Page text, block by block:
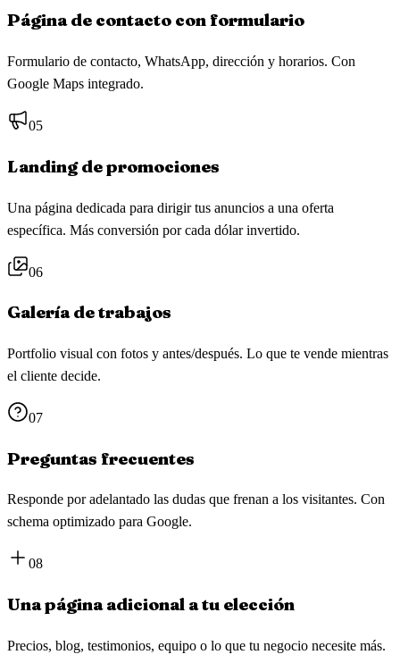
Página de contacto con formulario
Formulario de contacto, WhatsApp, dirección y horarios. Con
Google Maps integrado.
05
Landing de promociones
Una página dedicada para dirigir tus anuncios a una oferta
específica. Más conversión por cada dólar invertido.
06
Galería de trabajos
Portfolio visual con fotos y antes/después. Lo que te vende mientras
el cliente decide.
07
Preguntas frecuentes
Responde por adelantado las dudas que frenan a los visitantes. Con
schema optimizado para Google.
08
Una página adicional a tu elección
Precios, blog, testimonios, equipo o lo que tu negocio necesite más.